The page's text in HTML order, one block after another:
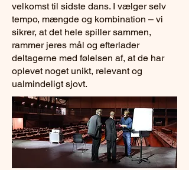
velkomst til sidste dans. I vælger selv
tempo, mængde og kombination – vi
sikrer, at det hele spiller sammen,
rammer jeres mål og efterlader
deltagerne med følelsen af, at de har
oplevet noget unikt, relevant og
ualmindeligt sjovt.